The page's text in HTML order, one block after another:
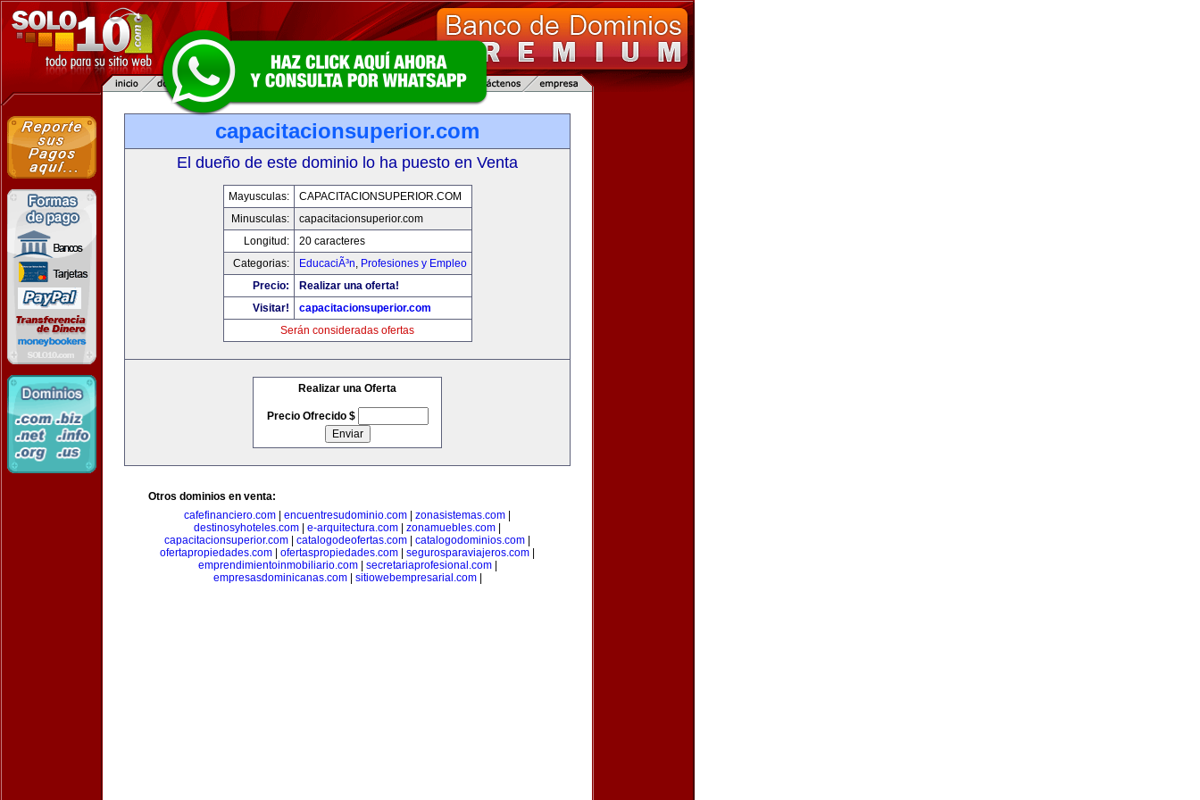
capacitacionsuperior.com
El dueño de este dominio lo ha puesto en Venta
Mayusculas:
CAPACITACIONSUPERIOR.COM
Minusculas:
capacitacionsuperior.com
Longitud:
20 caracteres
Categorias:
EducaciÃ³n, Profesiones y Empleo
Precio:
Realizar una oferta!
Visitar!
capacitacionsuperior.com
Serán consideradas ofertas
Realizar una Oferta
Precio Ofrecido $
Otros dominios en venta:
cafefinanciero.com
encuentresudominio.com zonasistemas.com
destinosyhoteles.com
e-arquitectura.com zonamuebles.com
capacitacionsuperior.com
catalogodeofertas.com catalogodominios.com
ofertapropiedades.com
ofertaspropiedades.com segurosparaviajeros.com
emprendimientoinmobiliario.com| secretariaprofesional.com|
empresasdominicanas.com| sitiowebempresarial.com|